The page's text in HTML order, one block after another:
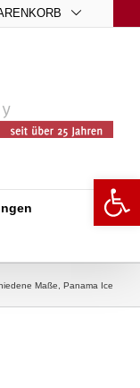
Maße, Panama Ice